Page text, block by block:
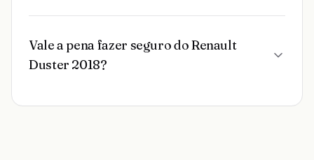
Vale a pena fazer seguro do Renault
Duster 2018?